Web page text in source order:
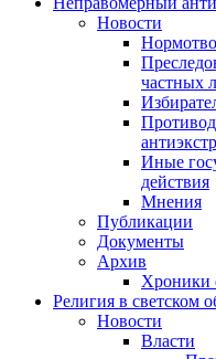
Новости
частных
Иные
действия
Мнения
Публикации
Документы
Архив
Хроники
Религия в светском
Новости
Власти